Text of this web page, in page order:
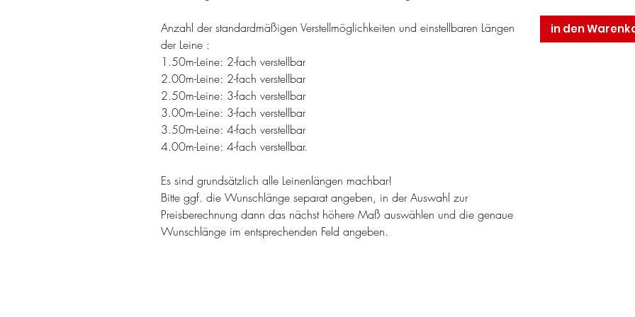
Anzahl der standardmäßigen Verstellmöglichkeiten und einstellbaren Längen
der Leine :
1.50m-Leine: 2-fach verstellbar
2.00m-Leine: 2-fach verstellbar
2.50m-Leine: 3-fach verstellbar
3.00m-Leine: 3-fach verstellbar
3.50m-Leine: 4-fach verstellbar
4.00m-Leine: 4-fach verstellbar.
Es sind grundsätzlich alle Leinenlängen machbar!
Bitte ggf. die Wunschlänge separat angeben, in der Auswahl zur
Preisberechnung dann das nächst höhere Maß auswählen und die genaue
Wunschlänge im entsprechenden Feld angeben.
in den